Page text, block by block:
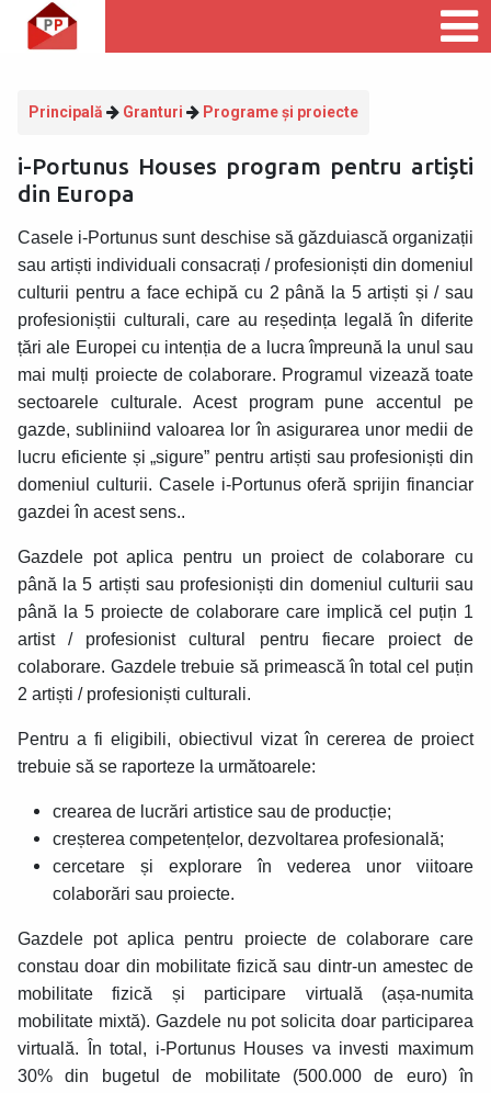
Principală Granturi Programe și proiecte
i-Portunus Houses program pentru artiști
din Europa
Casele i-Portunus sunt deschise să găzduiască organizații
sau artiști individuali consacrați / profesioniști din domeniul
culturii pentru a face echipă cu 2 până la 5 artiști și / sau
profesioniștii culturali, care au reședința legală în diferite
țări ale Europei cu intenția de a lucra împreună la unul sau
mai mulți proiecte de colaborare. Programul vizează toate
sectoarele culturale. Acest program pune accentul pe
gazde, subliniind valoarea lor în asigurarea unor medii de
lucru eficiente și „sigure” pentru artiști sau profesioniști din
domeniul culturii. Casele i-Portunus oferă sprijin financiar
gazdei în acest sens..
Gazdele pot aplica pentru un proiect de colaborare cu
până la 5 artiști sau profesioniști din domeniul culturii sau
până la 5 proiecte de colaborare care implică cel puțin 1
artist / profesionist cultural pentru fiecare proiect de
colaborare. Gazdele trebuie să primească în total cel puțin
2 artiști / profesioniști culturali.
Pentru a fi eligibili, obiectivul vizat în cererea de proiect
trebuie să se raporteze la următoarele:
crearea de lucrări artistice sau de producție;
creșterea competențelor, dezvoltarea profesională;
cercetare și explorare în vederea unor viitoare
colaborări sau proiecte.
Gazdele pot aplica pentru proiecte de colaborare care
constau doar din mobilitate fizică sau dintr-un amestec de
mobilitate fizică și participare virtuală (așa-numita
mobilitate mixtă). Gazdele nu pot solicita doar participarea
virtuală. În total, i-Portunus Houses va investi maximum
30% din bugetul de mobilitate (500.000 de euro) în